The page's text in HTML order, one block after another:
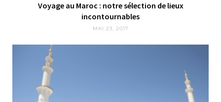
Voyage au Maroc : notre sélection de lieux
incontournables
MAI 23, 2017